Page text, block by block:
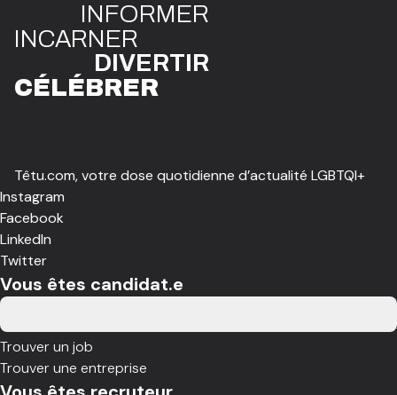
INFORMER
INCARNER
DIVERTIR
CÉLÉBRER
Têtu.com, votre dose quotidienne d’actualité LGBTQI+
Instagram
Facebook
LinkedIn
Twitter
Vous êtes candidat.e
Trouver un job
Trouver une entreprise